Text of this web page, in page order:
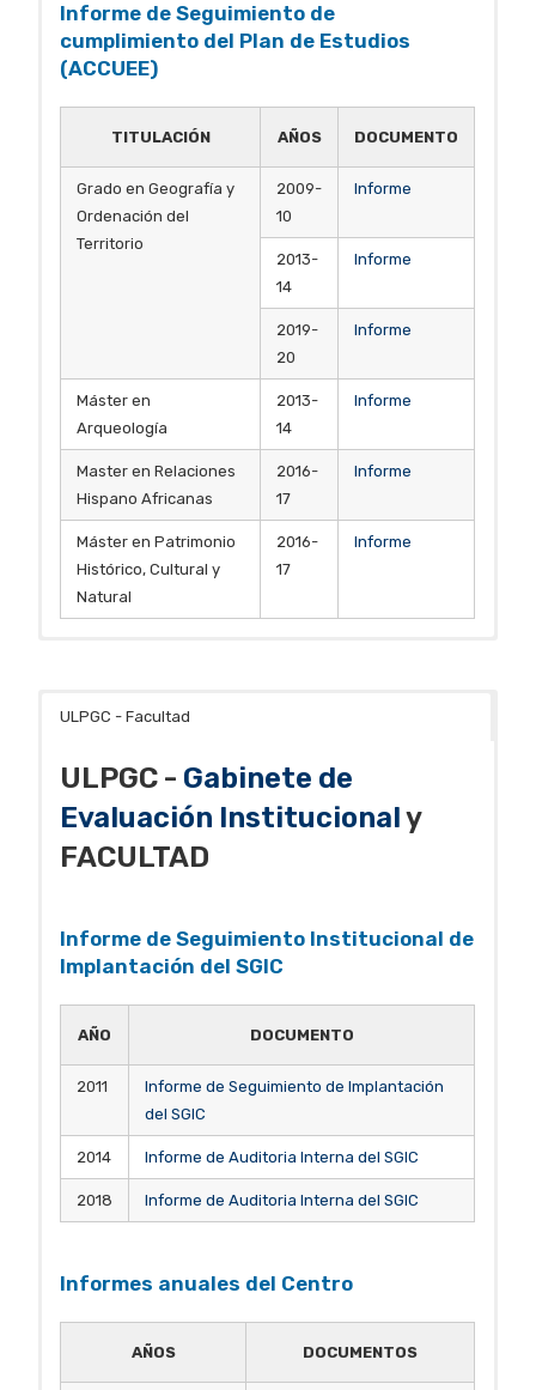
Informe de Seguimiento de
cumplimiento del Plan de Estudios
(ACCUEE)
TITULACIÓN AÑOS DOCUMENTO
Grado en Geografía y
Ordenación del
Territorio
2009-
10
Informe
2013-
14
Informe
2019-
20
Informe
Máster en
Arqueología
2013-
14
Informe
Master en Relaciones
Hispano Africanas
2016-
17
Informe
Máster en Patrimonio
Histórico, Cultural y
Natural
2016-
17
Informe
ULPGC - Facultad
ULPGC - Gabinete de
Evaluación Institucionaly
FACULTAD
Informe de Seguimiento Institucional de
Implantación del SGIC
AÑO DOCUMENTO
2011
Informe de Seguimiento de Implantación
del SGIC
2014 Informe de Auditoria Interna del SGIC
2018 Informe de Auditoria Interna del SGIC
Informes anuales del Centro
AÑOS DOCUMENTOS